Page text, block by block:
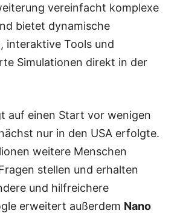
vereinfacht komplexe
bietet dynamische
interaktive Tools und
Simulationen direkt in der
auf einen Start vor wenigen
nur in den USA erfolgte.
weitere Menschen
stellen und erhalten
und hilfreichere
erweitert außerdem Nano